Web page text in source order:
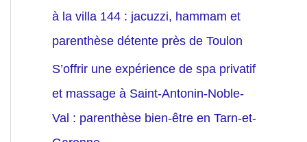
à la villa 144 : jacuzzi, hammam et
parenthèse détente près de Toulon
S’offrir une expérience de spa privatif
et massage à Saint-Antonin-Noble-
Val : parenthèse bien-être en Tarn-et-